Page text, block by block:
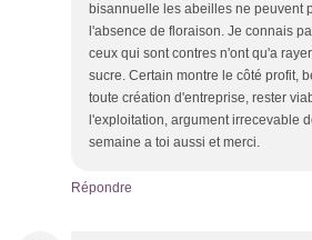
bisannuelle les abeilles ne peuvent
l'absence de floraison. Je connais
ceux qui sont contres n'ont qu'a
sucre. Certain montre le côté profit,
toute création d'entreprise, rester
l'exploitation, argument irrecevable
semaine a toi aussi et merci.
Répondre